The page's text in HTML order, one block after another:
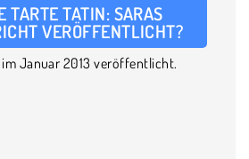
TARTE TATIN: SARAS
VERÖFFENTLICHT?
im Januar 2013 veröffentlicht.